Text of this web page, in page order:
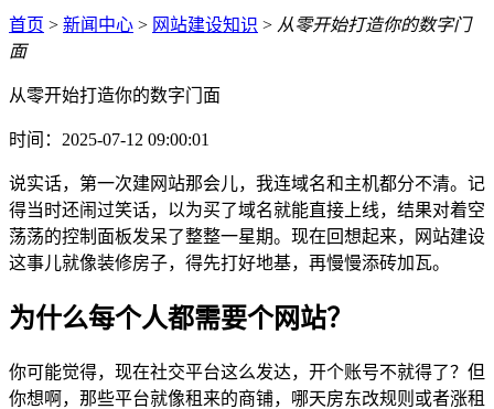
首页 > 新闻中心 > 网站建设知识 > 从零开始打造你的数字门
面
从零开始打造你的数字门面
时间：2025-07-12 09:00:01
说实话，第一次建网站那会儿，我连域名和主机都分不清。记
得当时还闹过笑话，以为买了域名就能直接上线，结果对着空
荡荡的控制面板发呆了整整一星期。现在回想起来，网站建设
这事儿就像装修房子，得先打好地基，再慢慢添砖加瓦。
为什么每个人都需要个网站？
你可能觉得，现在社交平台这么发达，开个账号不就得了？但
你想啊，那些平台就像租来的商铺，哪天房东改规则或者涨租